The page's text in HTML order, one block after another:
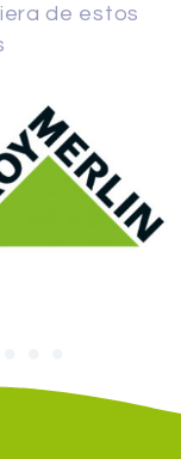
de estos